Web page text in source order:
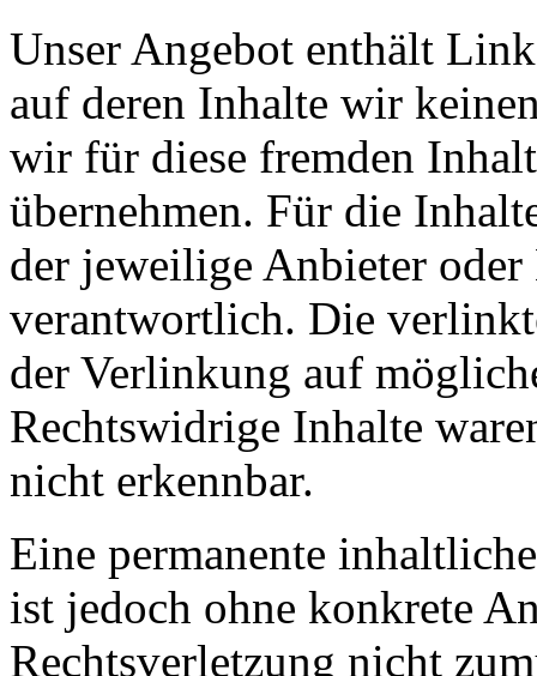
Unser Angebot enthält
auf deren Inhalte wir
wir für diese fremden
übernehmen. Für die
der jeweilige Anbieter oder
verantwortlich. Die
der Verlinkung auf
Rechtswidrige Inhalte
nicht erkennbar.
Eine permanente
ist jedoch ohne konkrete
Rechtsverletzung nicht